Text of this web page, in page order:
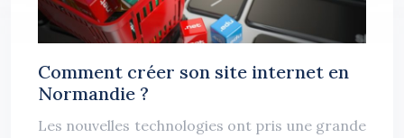
Comment créer son site internet en
Normandie ?
Les nouvelles technologies ont pris une grande